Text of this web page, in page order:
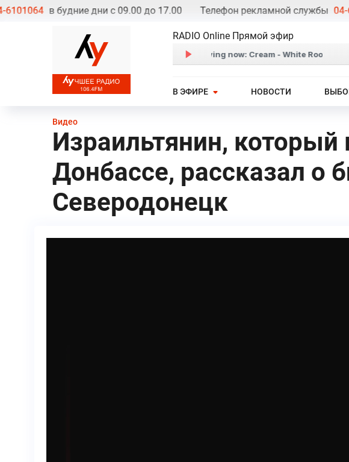
в будние дни с 09.00 до 17.00 Телефон рекламной службы 04-
RADIO Online Прямой эфир
В ЭФИРЕ НОВОСТИ
Видео
Израильтянин, который
Донбассе, рассказал о
Северодонецк